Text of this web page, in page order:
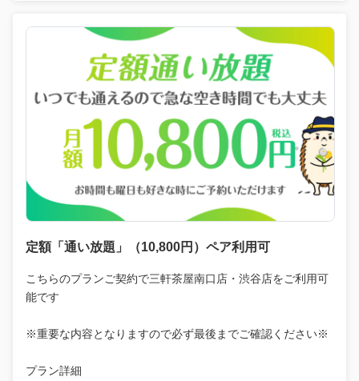
定額「通い放題」（10,800円）ペア利用可
こちらのプランご契約で三軒茶屋南口店・渋谷店をご利用可
能です
※重要な内容となりますので必ず最後までご確認ください※
プラン詳細